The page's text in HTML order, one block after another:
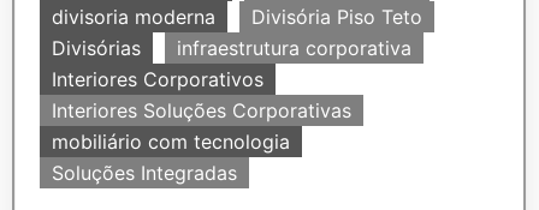
divisoria moderna
Divisória Piso Teto
Divisórias
infraestrutura corporativa
Interiores Corporativos
Interiores Soluções Corporativas
mobiliário com tecnologia
Soluções Integradas